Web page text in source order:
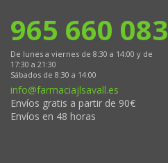
965 660 083
De lunes a viernes de 8:30 a 14:00 y de
17:30 a 21:30
Sábados de 8:30 a 14:00
info@farmaciajlsavall.es
Envíos gratis a partir de 90€
Envíos en 48 horas